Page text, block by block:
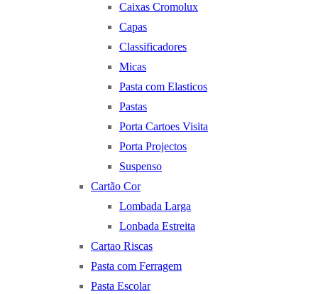
Caixas Cromolux
Capas
Classificadores
Micas
Pasta com Elasticos
Pastas
Porta Cartoes Visita
Porta Projectos
Suspenso
Cartão Cor
Lombada Larga
Lonbada Estreita
Cartao Riscas
Pasta com Ferragem
Pasta Escolar